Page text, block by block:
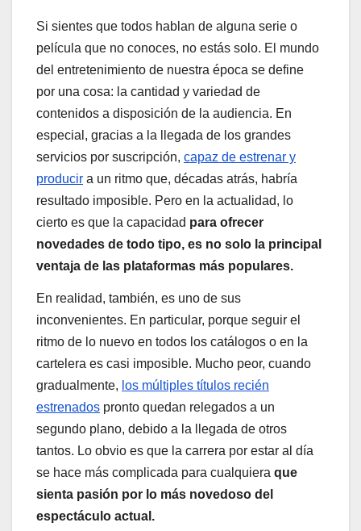
Si sientes que todos hablan de alguna serie o
película que no conoces, no estás solo. El mundo
del entretenimiento de nuestra época se define
por una cosa: la cantidad y variedad de
contenidos a disposición de la audiencia. En
especial, gracias a la llegada de los grandes
servicios por suscripción, capaz de estrenar y
producir a un ritmo que, décadas atrás, habría
resultado imposible. Pero en la actualidad, lo
cierto es que la capacidad para ofrecer
novedades de todo tipo, es no solo la principal
ventaja de las plataformas más populares.
En realidad, también, es uno de sus
inconvenientes. En particular, porque seguir el
ritmo de lo nuevo en todos los catálogos o en la
cartelera es casi imposible. Mucho peor, cuando
gradualmente, los múltiples títulos recién
estrenados pronto quedan relegados a un
segundo plano, debido a la llegada de otros
tantos. Lo obvio es que la carrera por estar al día
se hace más complicada para cualquiera que
sienta pasión por lo más novedoso del
espectáculo actual.